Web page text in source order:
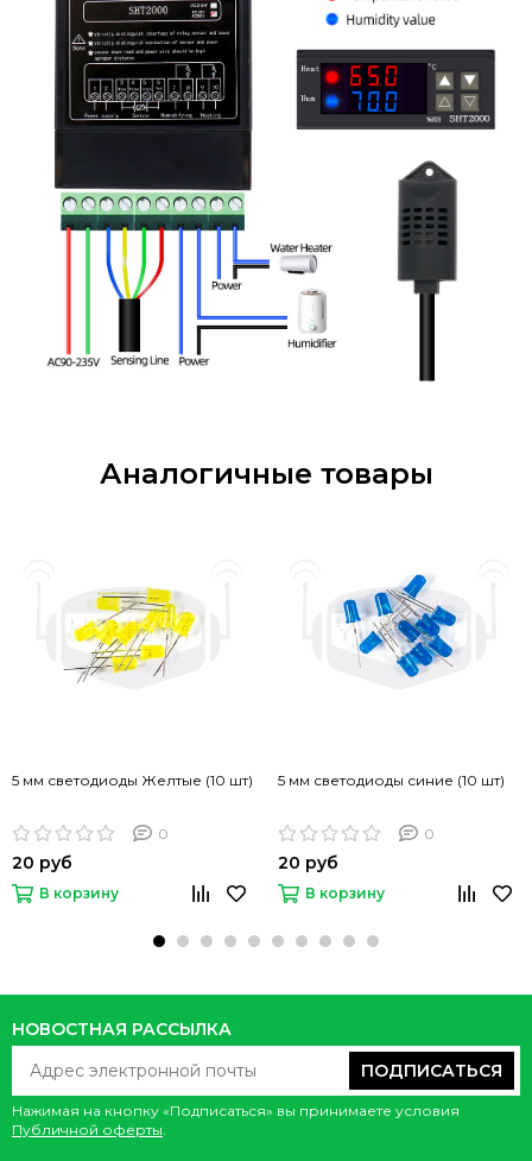
Аналогичные товары
5 мм светодиоды Желтые (10 шт)
0
20 руб
В корзину
5 мм светодиоды синие (10 шт)
0
20 руб
В корзину
НОВОСТНАЯ РАССЫЛКА
ПОДПИСАТЬСЯ
Нажимая на кнопку «Подписаться» вы принимаете условия
Публичной оферты